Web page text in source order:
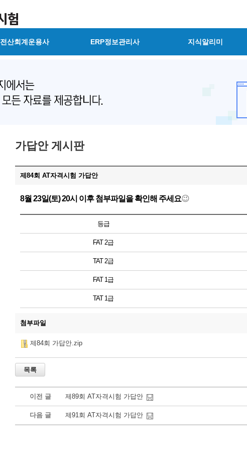
전산회계운용사 ERP정보관리사 지식알리미
가답안 게시판
제84회 AT자격시험 가답안
8월 23일(토) 20시 이후 첨부파일을 확인해 주세요😉
등급
FAT 2급
TAT 2급
FAT 1급
TAT 1급
첨부파일
제84회 가답안.zip
이전 글 제89회 AT자격시험 가답안
다음 글 제91회 AT자격시험 가답안